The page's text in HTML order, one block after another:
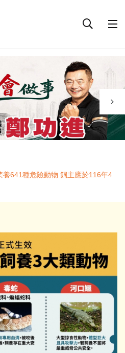
養641種危險動物 飼主應於116年4